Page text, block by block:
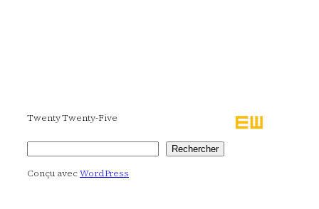
Twenty Twenty-Five
Rechercher Rechercher
Conçu avecWordPress